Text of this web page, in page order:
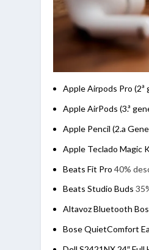
Apple Airpods Pro
Apple AirPods (3.ª
Apple Pencil (2.a
Apple Teclado Magic
Beats Fit Pro40%
Beats Studio Buds
Altavoz Bluetooth
Bose QuietComfort